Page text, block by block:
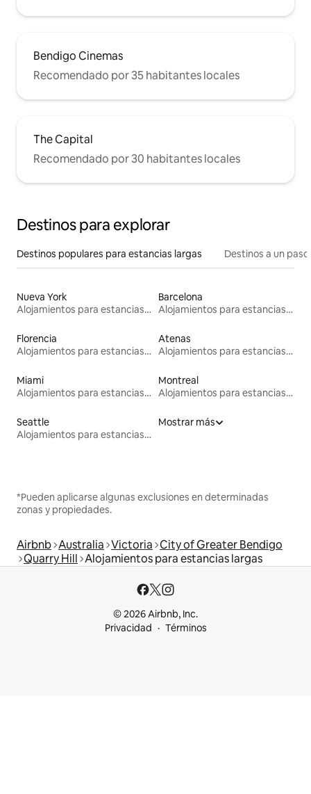
Bendigo Cinemas
Recomendado por 35 habitantes locales
The Capital
Recomendado por 30 habitantes locales
Destinos para explorar
Destinos populares para estancias largas Destinos a un
Nueva York
Alojamientos para estancias largas
Barcelona
Alojamientos para estancias largas
Florencia
Alojamientos para estancias largas
Atenas
Alojamientos para estancias largas
Miami
Alojamientos para estancias largas
Montreal
Alojamientos para estancias largas
Seattle
Alojamientos para estancias largas
Mostrar más
*Pueden aplicarse algunas exclusiones en determinadas
zonas y propiedades.
Airbnb Australia Victoria City of Greater Bendigo
Quarry Hill Alojamientos para estancias largas
© 2026 Airbnb, Inc.
Privacidad
Términos